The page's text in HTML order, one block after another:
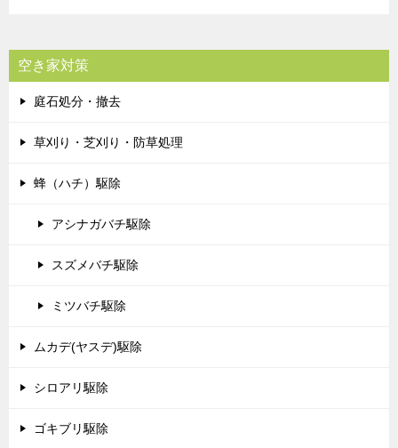
空き家対策
庭石処分・撤去
草刈り・芝刈り・防草処理
蜂（ハチ）駆除
アシナガバチ駆除
スズメバチ駆除
ミツバチ駆除
ムカデ(ヤスデ)駆除
シロアリ駆除
ゴキブリ駆除